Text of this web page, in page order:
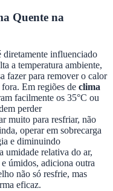
Quente na
diretamente influenciado
a temperatura ambiente,
fazer para remover o calor
Em regiões de clima
facilmente os 35°C ou
perder
muito para resfriar, não
operar em sobrecarga
e diminuindo
umidade relativa do ar,
úmidos, adiciona outra
não só resfrie, mas
eficaz.